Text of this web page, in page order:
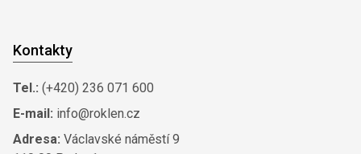
Kontakty
Tel.: (+420) 236 071 600
E-mail: info@roklen.cz
Adresa: Václavské náměstí 9